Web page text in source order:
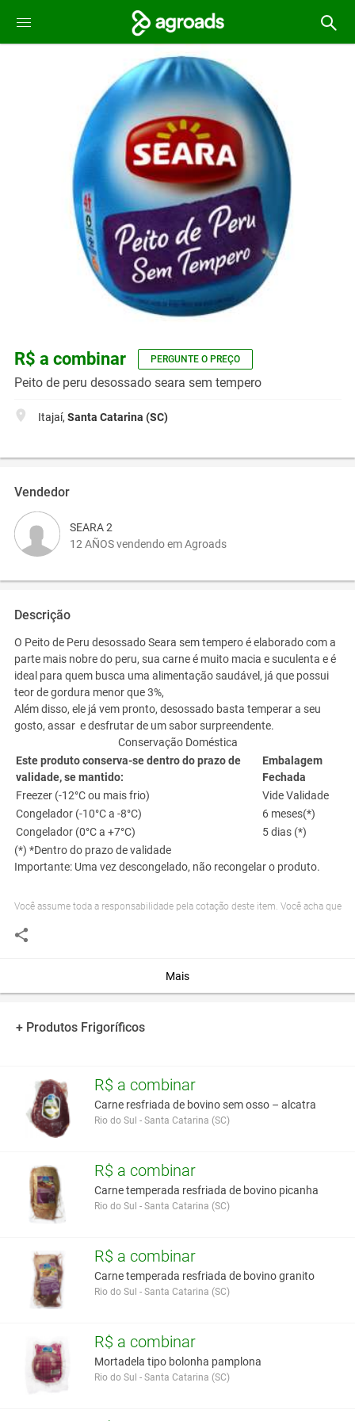
R$ a combinar PERGUNTE O PREÇO
Peito de peru desossado seara sem tempero
Itajaí, Santa Catarina (SC)
Vendedor
SEARA 2
12 AÑOS vendendo em Agroads
Descrição
O Peito de Peru desossado Seara sem tempero é elaborado com a
parte mais nobre do peru, sua carne é muito macia e suculenta e é
ideal para quem busca uma alimentação saudável, já que possui
teor de gordura menor que 3%,
Além disso, ele já vem pronto, desossado basta temperar a seu
gosto, assar e desfrutar de um sabor surpreendente.
Conservação Doméstica
Este produto conserva-se dentro do prazo de
validade, se mantido:
Embalagem
Fechada
Freezer (-12°C ou mais frio)
Vide Validade
Congelador (-10°C a -8°C)
6 meses(*)
Congelador (0°C a +7°C)
5 dias (*)
(*) *Dentro do prazo de validade
Importante: Uma vez descongelado, não recongelar o produto.
Você assume toda a responsabilidade pela cotação deste item. Você acha que
Mais
+ Produtos Frigoríficos
R$ a combinar
Carne resfriada de bovino sem osso – alcatra
Rio do Sul - Santa Catarina (SC)
R$ a combinar
Carne temperada resfriada de bovino picanha
Rio do Sul - Santa Catarina (SC)
R$ a combinar
Carne temperada resfriada de bovino granito
Rio do Sul - Santa Catarina (SC)
R$ a combinar
Mortadela tipo bolonha pamplona
Rio do Sul - Santa Catarina (SC)